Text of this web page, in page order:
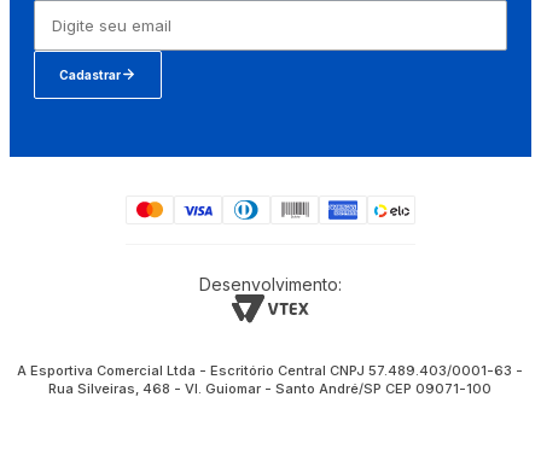
Cadastrar
Desenvolvimento:
A Esportiva Comercial Ltda - Escritório Central CNPJ 57.489.403/0001-63 -
Rua Silveiras, 468 - Vl. Guiomar - Santo André/SP CEP 09071-100